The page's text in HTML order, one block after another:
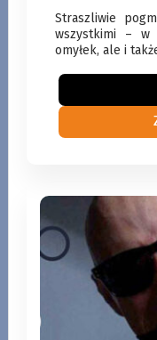
Straszliwie
wszystkimi – w
omyłek, ale i